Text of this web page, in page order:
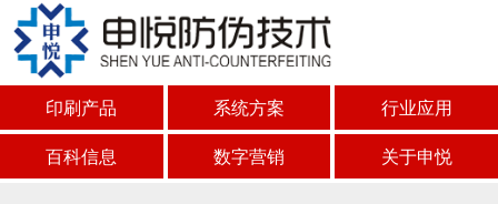
印刷产品 系统方案
行业应用
百科信息
数字营销 关于申悦